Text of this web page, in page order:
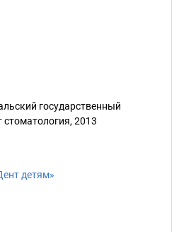
государственный
стоматология, 2013
детям»